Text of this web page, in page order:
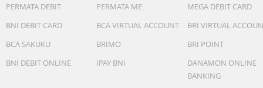
CHIPSET
SoC: MediaTek Dimensity 6300
GPU: Mali-G57 MC2@1072MHz
PERMATA DEBIT
PERMATA ME
MEGA DEBIT CARD
BNI DEBIT CARD
BCA VIRTUAL ACCOUNT
BRI VIRTUAL
BCA SAKUKU
BRIMO
BRI POINT
BNI DEBIT ONLINE
IPAY BNI
DANAMON ONLINE
BANKING